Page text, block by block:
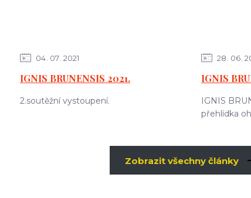
04 07 2021
IGNIS BRUNENSIS 2021.
2.soutěžní vystoupení.
28 06
IGNIS
IGNIS
přehlídka
Zobrazit všechny články